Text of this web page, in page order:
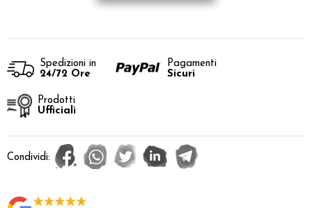
Spedizioni in
24/72 Ore
Pagamenti
Sicuri
Prodotti
Ufficiali
Condividi: